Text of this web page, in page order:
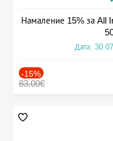
Намаление 15% за All
Дата:
-15%
83.00€